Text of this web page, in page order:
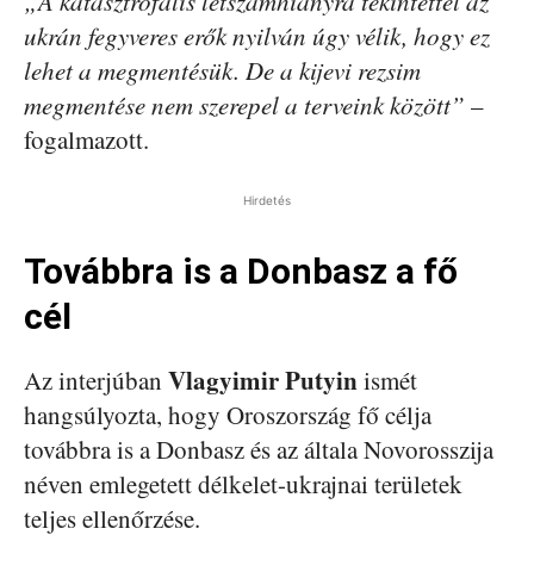
ukrán fegyveres erők nyilván úgy vélik, hogy ez
lehet a megmentésük. De a kijevi rezsim
megmentése nem szerepel a terveink között” –
fogalmazott.
Hirdetés
Továbbra is a Donbasz a fő
cél
Az interjúban Vlagyimir Putyinismét
hangsúlyozta, hogy Oroszország fő célja
továbbra is a Donbasz és az általa Novorosszija
néven emlegetett délkelet-ukrajnai területek
teljes ellenőrzése.